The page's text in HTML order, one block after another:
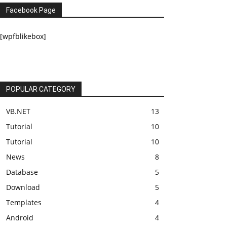
Facebook Page
[wpfblikebox]
POPULAR CATEGORY
VB.NET
13
Tutorial
10
Tutorial
10
News
8
Database
5
Download
5
Templates
4
Android
4